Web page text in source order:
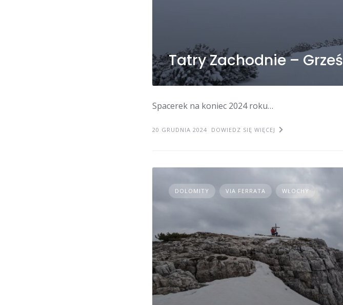
Tatry Zachodnie – Grześ
Spacerek na koniec 2024 roku…
20 GRUDNIA 2024 DOWIEDZ SIĘ WIĘCEJ
DOLOMITY VIA FERRATA WŁOCHY